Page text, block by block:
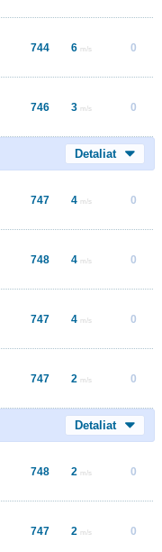
744 6 m/s 0
746 3 m/s 0
Detaliat
747 4 m/s 0
748 4 m/s 0
747 4 m/s 0
747 2 m/s 0
Detaliat
748 2 m/s 0
747 2 m/s 0